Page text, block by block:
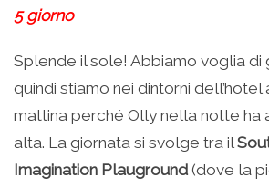
5 giorno
Splende il sole! Abbiamo voglia di
quindi stiamo nei dintorni dell’hotel
mattina perché Olly nella notte ha
alta. La giornata si svolge tra il
Imagination Plauground(dove la